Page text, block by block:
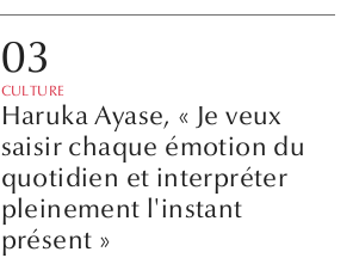
CULTURE
Haruka Ayase, « Je veux
saisir chaque émotion du
quotidien et interpréter
pleinement l'instant
présent »